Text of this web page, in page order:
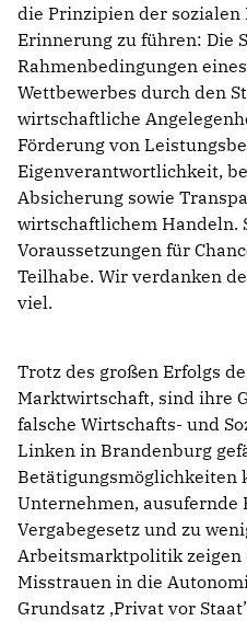
die Prinzipien der
Erinnerung zu führen: Die
Rahmenbedingungen
Wettbewerbes durch den
wirtschaftliche
Förderung von
Eigenverantwortlichkeit,
Absicherung sowie
wirtschaftlichem Handeln.
Voraussetzungen für
Teilhabe. Wir verdanken
viel.
Trotz des großen Erfolgs
Marktwirtschaft, sind ihre
falsche Wirtschafts- und
Linken in Brandenburg
Betätigungsmöglichkeiten
Unternehmen, ausufernde
Vergabegesetz und zu
Arbeitsmarktpolitik zeigen
Misstrauen in die
Grundsatz ,Privat vor